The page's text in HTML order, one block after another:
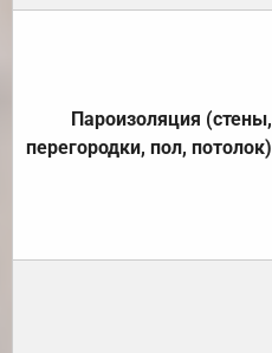
Пароизоляция (стены,
перегородки, пол, потолок)